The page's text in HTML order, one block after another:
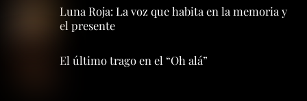
Luna Roja: La voz que habita en la memoria y
el presente
El último trago en el “Oh alá”